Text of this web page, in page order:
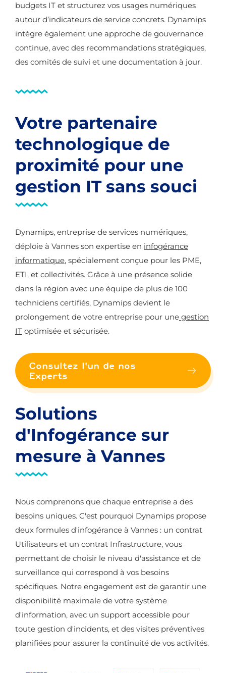
budgets IT et structurez vos usages numériques
autour d’indicateurs de service concrets. Dynamips
intègre également une approche de gouvernance
continue, avec des recommandations stratégiques,
des comités de suivi et une documentation à jour.
Votre partenaire
technologique de
proximité pour une
gestion IT sans souci
Dynamips, entreprise de services numériques,
déploie à Vannes son expertise en infogérance
informatique, spécialement conçue pour les PME,
ETI, et collectivités. Grâce à une présence solide
dans la région avec une équipe de plus de 100
techniciens certifiés, Dynamips devient le
prolongement de votre entreprise pour une gestion
IT optimisée et sécurisée.
Consultez l'un de nos
Experts
Solutions
d'Infogérance sur
mesure à Vannes
Nous comprenons que chaque entreprise a des
besoins uniques. C'est pourquoi Dynamips propose
deux formules d'infogérance à Vannes : un contrat
Utilisateurs et un contrat Infrastructure, vous
permettant de choisir le niveau d'assistance et de
surveillance qui correspond à vos besoins
spécifiques. Notre engagement est de garantir une
disponibilité maximale de votre système
d'information, avec un support accessible pour
toute gestion d'incidents, et des visites préventives
planifiées pour assurer la continuité de vos activités.